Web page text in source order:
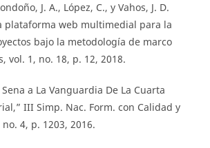
J. A., López, C., y Vahos, J. D.
plataforma web multimedial para la
bajo la metodología de marco
vol. 1, no. 18, p. 12, 2018.
a La Vanguardia De La Cuarta
III Simp. Nac. Form. con Calidad y
4, p. 1203, 2016.